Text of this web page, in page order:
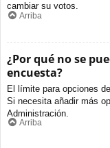
cambiar su votos.
Arriba
¿Por qué no se
encuesta?
El límite para opciones
Si necesita añadir más
Administración.
Arriba